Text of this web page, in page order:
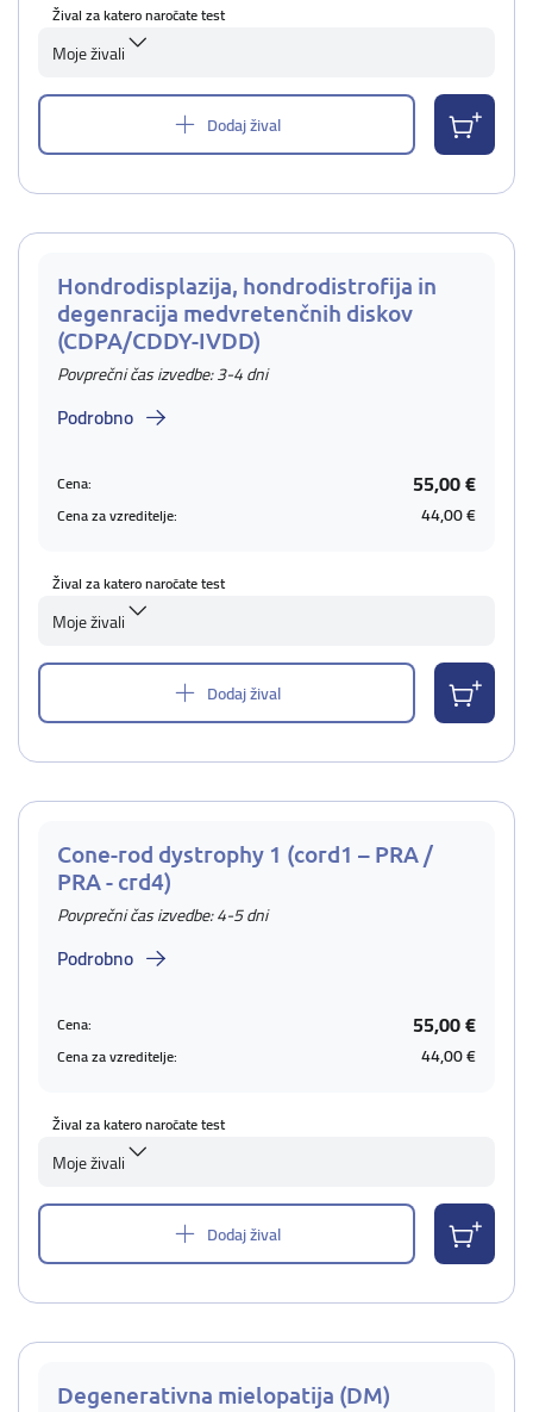
Žival za katero naročate test
Moje živali
Dodaj žival
Hondrodisplazija, hondrodistrofija in
degenracija medvretenčnih diskov
(CDPA/CDDY-IVDD)
Povprečni čas izvedbe: 3-4 dni
Podrobno
Cena: 55,00 €
Cena za vzreditelje: 44,00 €
Žival za katero naročate test
Moje živali
Dodaj žival
Cone-rod dystrophy 1 (cord1 – PRA /
PRA - crd4)
Povprečni čas izvedbe: 4-5 dni
Podrobno
Cena: 55,00 €
Cena za vzreditelje: 44,00 €
Žival za katero naročate test
Moje živali
Dodaj žival
Degenerativna mielopatija (DM)